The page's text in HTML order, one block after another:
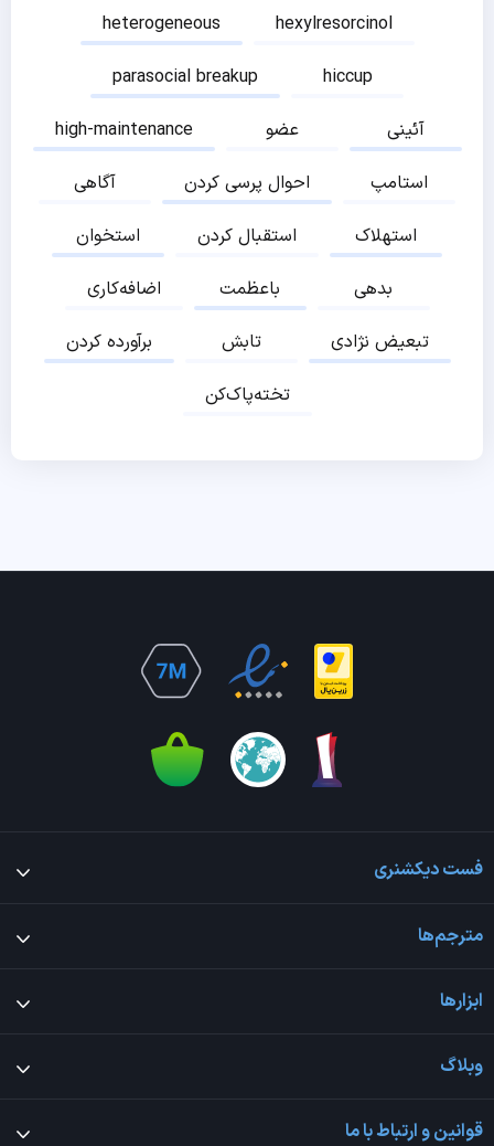
heterogeneous
hexylresorcinol
parasocial breakup
hiccup
high-maintenance
عضو
آئینی
آگاهی
احوال پرسی کردن
استامپ
استخوان
استقبال کردن
استهلاک
اضافه‌کاری
باعظمت
بدهی
برآورده کردن
تابش
تبعیض نژادی
تخته‌پاک‌کن
فست دیکشنری
مترجم‌ها
ابزارها
وبلاگ
قوانین و ارتباط با ما